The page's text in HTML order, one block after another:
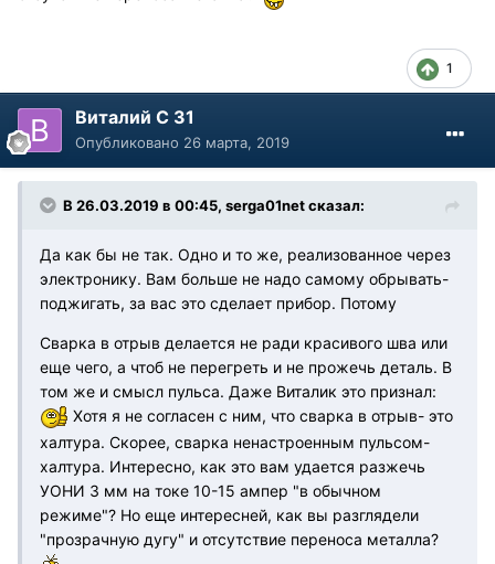
1
Виталий С 31
Опубликовано 26 марта, 2019
В 26.03.2019 в 00:45, serga01net сказал:
Да как бы не так. Одно и то же, реализованное через
электронику. Вам больше не надо самому обрывать-
поджигать, за вас это сделает прибор. Потому
Сварка в отрыв делается не ради красивого шва или
еще чего, а чтоб не перегреть и не прожечь деталь. В
том же и смысл пульса. Даже Виталик это признал:
Хотя я не согласен с ним, что сварка в отрыв- это
халтура. Скорее, сварка ненастроенным пульсом-
халтура. Интересно, как это вам удается разжечь
УОНИ 3 мм на токе 10-15 ампер "в обычном
режиме"? Но еще интересней, как вы разглядели
"прозрачную дугу" и отсутствие переноса металла?